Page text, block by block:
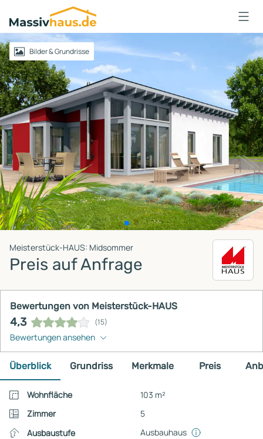
Massivhaus
Logo
AnmeldenBilder & Grundrisse
Meisterstück-HAUS: Midsommer
Preis auf Anfrage
Bewertungen von Meisterstück-HAUS
4,3 (15)
Bewertungen ansehen
Überblick Grundriss Merkmale Preis
Wohnfläche
103 m²
Zimmer
5
Ausbaustufe
Ausbauhaus